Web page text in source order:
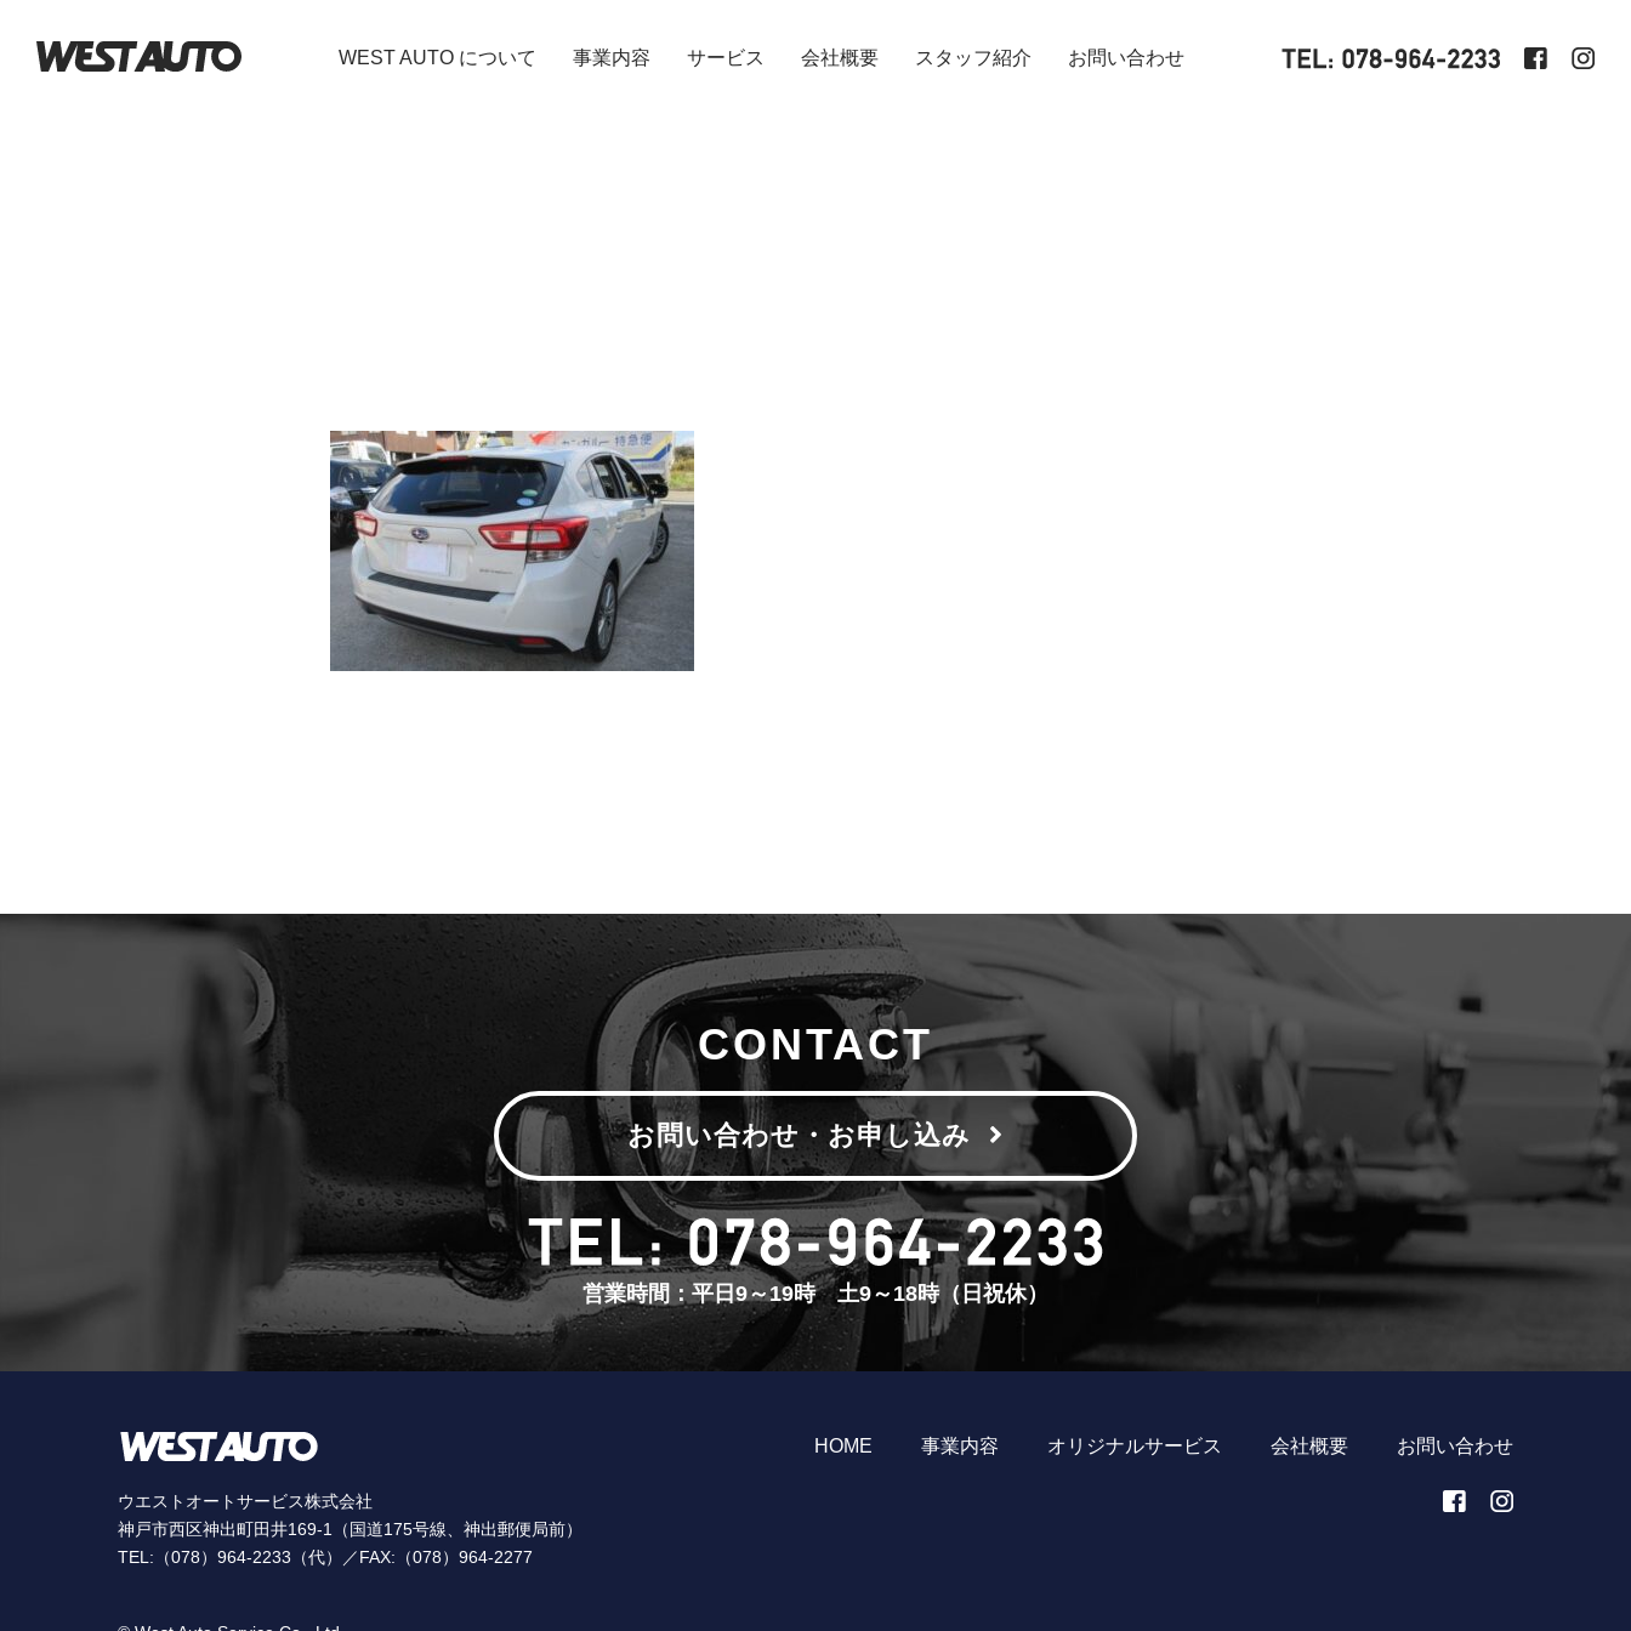
WEST AUTO について 事業内容 サービス 会社概要 スタッフ紹介 お問い合わせ
CONTACT
お問い合わせ・お申し込み
営業時間：平日9～19時 土9～18時（日祝休）
ウエストオートサービス株式会社
神戸市西区神出町田井169-1（国道175号線、神出郵便局前）
TEL:（078）964-2233（代）／FAX:（078）964-2277
HOME 事業内容 オリジナルサービス 会社概要 お問い合わせ